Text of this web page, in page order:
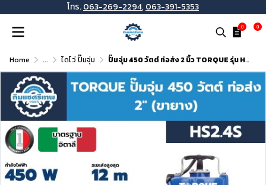
โทร.063-269-2294,063-391-5353
0 0
Home ... ไดโว่ ปั๊มจุ่ม ปั๊มจุ่ม 450 วัตต์ ท่อส่ง 2 นิ้ว TORQUE รุ่น HS2.4S (ขายาง)